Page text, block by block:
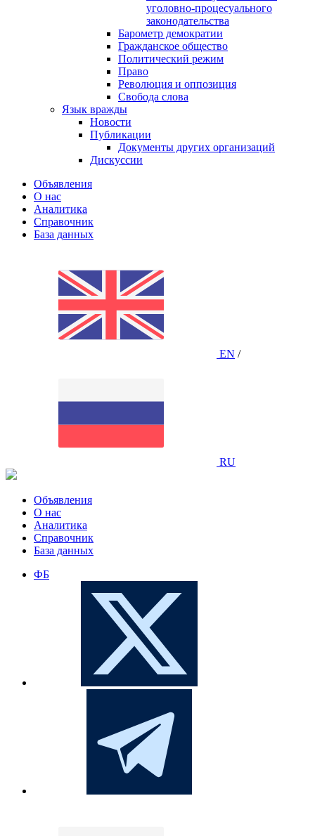
уголовно-процесуального
законодательства
Барометр демократии
Гражданское общество
Политический режим
Право
Революция и оппозиция
Свобода слова
Язык вражды
Новости
Публикации
Документы других организаций
Дискуссии
Объявления
О нас
Аналитика
Справочник
База данных
EN /
RU
Объявления
О нас
Аналитика
Справочник
База данных
ФБ